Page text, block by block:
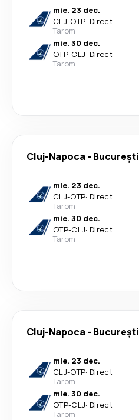
mie. 23 dec.
CLJ-OTP· Direct
Tarom
mie. 30 dec.
OTP-CLJ· Direct
Tarom
Cluj-Napoca- București
mie. 23 dec.
CLJ-OTP· Direct
Tarom
mie. 30 dec.
OTP-CLJ· Direct
Tarom
Cluj-Napoca- București
mie. 23 dec.
CLJ-OTP· Direct
Tarom
mie. 30 dec.
OTP-CLJ· Direct
Tarom